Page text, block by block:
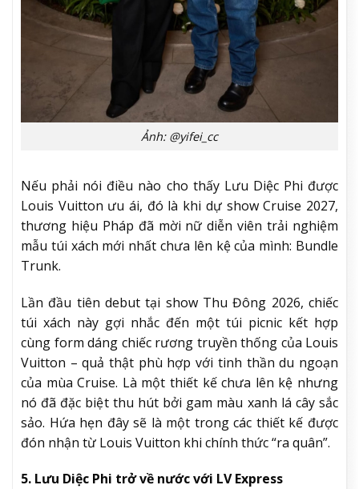
Ảnh: @yifei_cc
Nếu phải nói điều nào cho thấy Lưu Diệc Phi được
Louis Vuitton ưu ái, đó là khi dự show Cruise 2027,
thương hiệu Pháp đã mời nữ diễn viên trải nghiệm
mẫu túi xách mới nhất chưa lên kệ của mình: Bundle
Trunk.
Lần đầu tiên debut tại show Thu Đông 2026, chiếc
túi xách này gợi nhắc đến một túi picnic kết hợp
cùng form dáng chiếc rương truyền thống của Louis
Vuitton – quả thật phù hợp với tinh thần du ngoạn
của mùa Cruise. Là một thiết kế chưa lên kệ nhưng
nó đã đặc biệt thu hút bởi gam màu xanh lá cây sắc
sảo. Hứa hẹn đây sẽ là một trong các thiết kế được
đón nhận từ Louis Vuitton khi chính thức “ra quân”.
5. Lưu Diệc Phi trở về nước với LV Express